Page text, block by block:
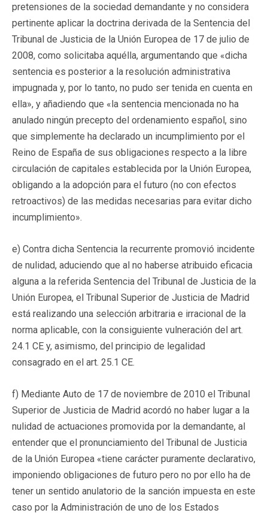
pretensiones de la sociedad demandante y no considera
pertinente aplicar la doctrina derivada de la Sentencia del
Tribunal de Justicia de la Unión Europea de 17 de julio de
2008, como solicitaba aquélla, argumentando que «dicha
sentencia es posterior a la resolución administrativa
impugnada y, por lo tanto, no pudo ser tenida en cuenta en
ella», y añadiendo que «la sentencia mencionada no ha
anulado ningún precepto del ordenamiento español, sino
que simplemente ha declarado un incumplimiento por el
Reino de España de sus obligaciones respecto a la libre
circulación de capitales establecida por la Unión Europea,
obligando a la adopción para el futuro (no con efectos
retroactivos) de las medidas necesarias para evitar dicho
incumplimiento».
e) Contra dicha Sentencia la recurrente promovió incidente
de nulidad, aduciendo que al no haberse atribuido eficacia
alguna a la referida Sentencia del Tribunal de Justicia de la
Unión Europea, el Tribunal Superior de Justicia de Madrid
está realizando una selección arbitraria e irracional de la
norma aplicable, con la consiguiente vulneración del art.
24.1 CE y, asimismo, del principio de legalidad
consagrado en el art. 25.1 CE.
f) Mediante Auto de 17 de noviembre de 2010 el Tribunal
Superior de Justicia de Madrid acordó no haber lugar a la
nulidad de actuaciones promovida por la demandante, al
entender que el pronunciamiento del Tribunal de Justicia
de la Unión Europea «tiene carácter puramente declarativo,
imponiendo obligaciones de futuro pero no por ello ha de
tener un sentido anulatorio de la sanción impuesta en este
caso por la Administración de uno de los Estados